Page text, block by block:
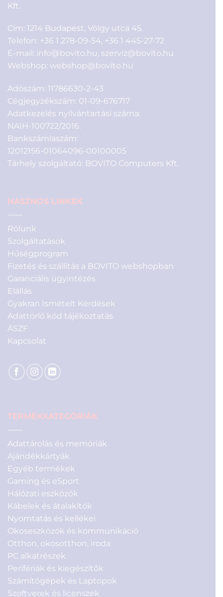
Kft.
Cím: 1214 Budapest, Völgy utca 45.
Telefon: +36 1 278-09-54, +36 1 445-27-72
E-mail: info@bovito.hu, szerviz@bovito.hu
Webshop: webshop@bovito.hu
Adószám: 11786630-2-43
Cégjegyzékszám: 01-09-676717
Adatkezelés nyilvántartási száma:
NAIH-100722/2016.
Bankszámlaszám:
12012156-01064096-00100005
Tárhely szolgáltató: BOVITO Computers Kft.
HASZNOS LINKEK
Rólunk
Szolgáltatások
Hűségprogram
Fizetés és szállítás a BOVITO webshopban
Garanciális ügyintézés
Elállás
Gyakran Ismételt Kérdések
Adattörlő kód tájékoztatás
ÁSZF
Kapcsolat
TERMÉKKATEGÓRIÁK
Adattárolás és memóriák
Ajándékkártyák
Egyéb termékek
Gaming és eSport
Hálózati eszközök
Kábelek és átalakítók
Nyomtatás és kellékei
Okoseszközök és kommunikáció
Otthon, okosotthon, iroda
PC alkatrészek
Perifériák és kiegészítők
Számítógépek és Laptopok
Szoftverek és licenszek